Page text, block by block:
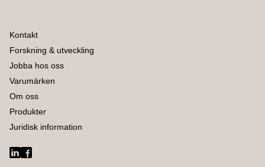
Kontakt
Forskning & utveckling
Jobba hos oss
Varumärken
Om oss
Produkter
Juridisk information
LinkedIn Facebook